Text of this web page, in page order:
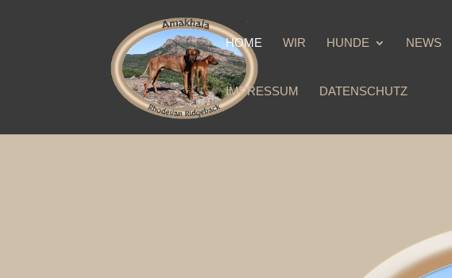
HOME WIR HUNDE NEWS
IMPRESSUM DATENSCHUTZ